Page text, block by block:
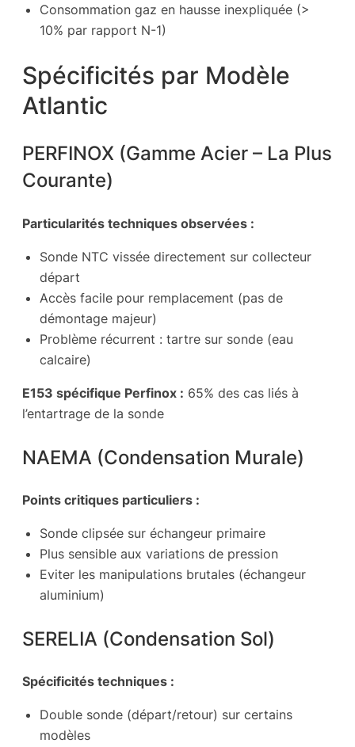
Consommation gaz en hausse inexpliquée (>
10% par rapport N-1)
Spécificités par Modèle
Atlantic
PERFINOX (Gamme Acier – La Plus
Courante)
Particularités techniques observées :
Sonde NTC vissée directement sur collecteur
départ
Accès facile pour remplacement (pas de
démontage majeur)
Problème récurrent : tartre sur sonde (eau
calcaire)
E153 spécifique Perfinox : 65% des cas liés à
l’entartrage de la sonde
NAEMA (Condensation Murale)
Points critiques particuliers :
Sonde clipsée sur échangeur primaire
Plus sensible aux variations de pression
Eviter les manipulations brutales (échangeur
aluminium)
SERELIA (Condensation Sol)
Spécificités techniques :
Double sonde (départ/retour) sur certains
modèles